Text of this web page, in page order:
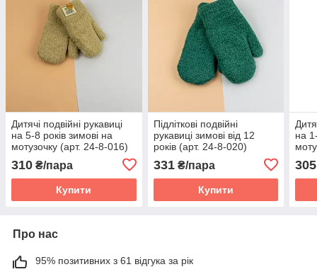
Дитячі подвійні рукавиці
на 5-8 років зимові на
мотузочку (арт. 24-8-016)
310 ₴/пара
Купити
Підліткові подвійні
рукавиці зимові від 12
років (арт. 24-8-020)
331₴/пара
Купити
на
305
Про нас
95% позитивних з 61 відгука за рік